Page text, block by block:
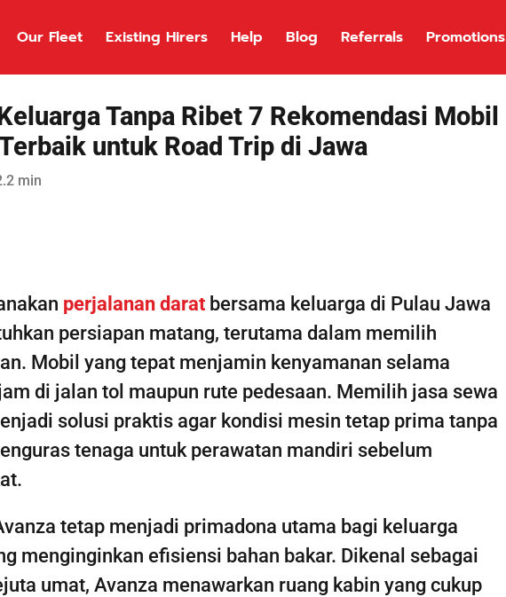
Our Fleet Existing Hirers Help Blog Referrals Promotions
Tanpa Ribet 7 Rekomendasi Mobil
untuk Road Trip di Jawa
min
perjalanan daratbersama keluarga di Pulau Jawa
persiapan matang, terutama dalam memilih
Mobil yang tepat menjamin kenyamanan selama
di jalan tol maupun rute pedesaan. Memilih jasa sewa
solusi praktis agar kondisi mesin tetap prima tanpa
tenaga untuk perawatan mandiri sebelum
tetap menjadi primadona utama bagi keluarga
menginginkan efisiensi bahan bakar. Dikenal sebagai
umat, Avanza menawarkan ruang kabin yang cukup